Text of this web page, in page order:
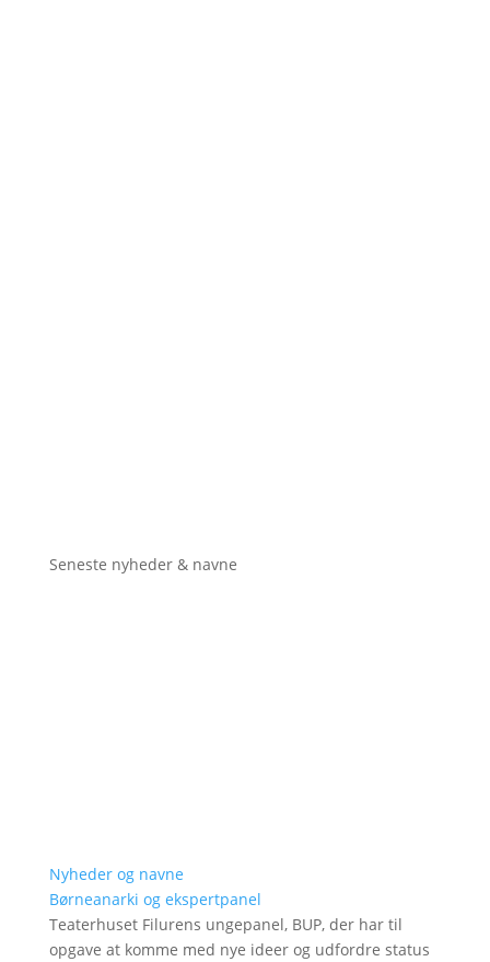
Seneste nyheder & navne
Nyheder og navne
Børneanarki og ekspertpanel
Teaterhuset Filurens ungepanel, BUP, der har til
opgave at komme med nye ideer og udfordre status